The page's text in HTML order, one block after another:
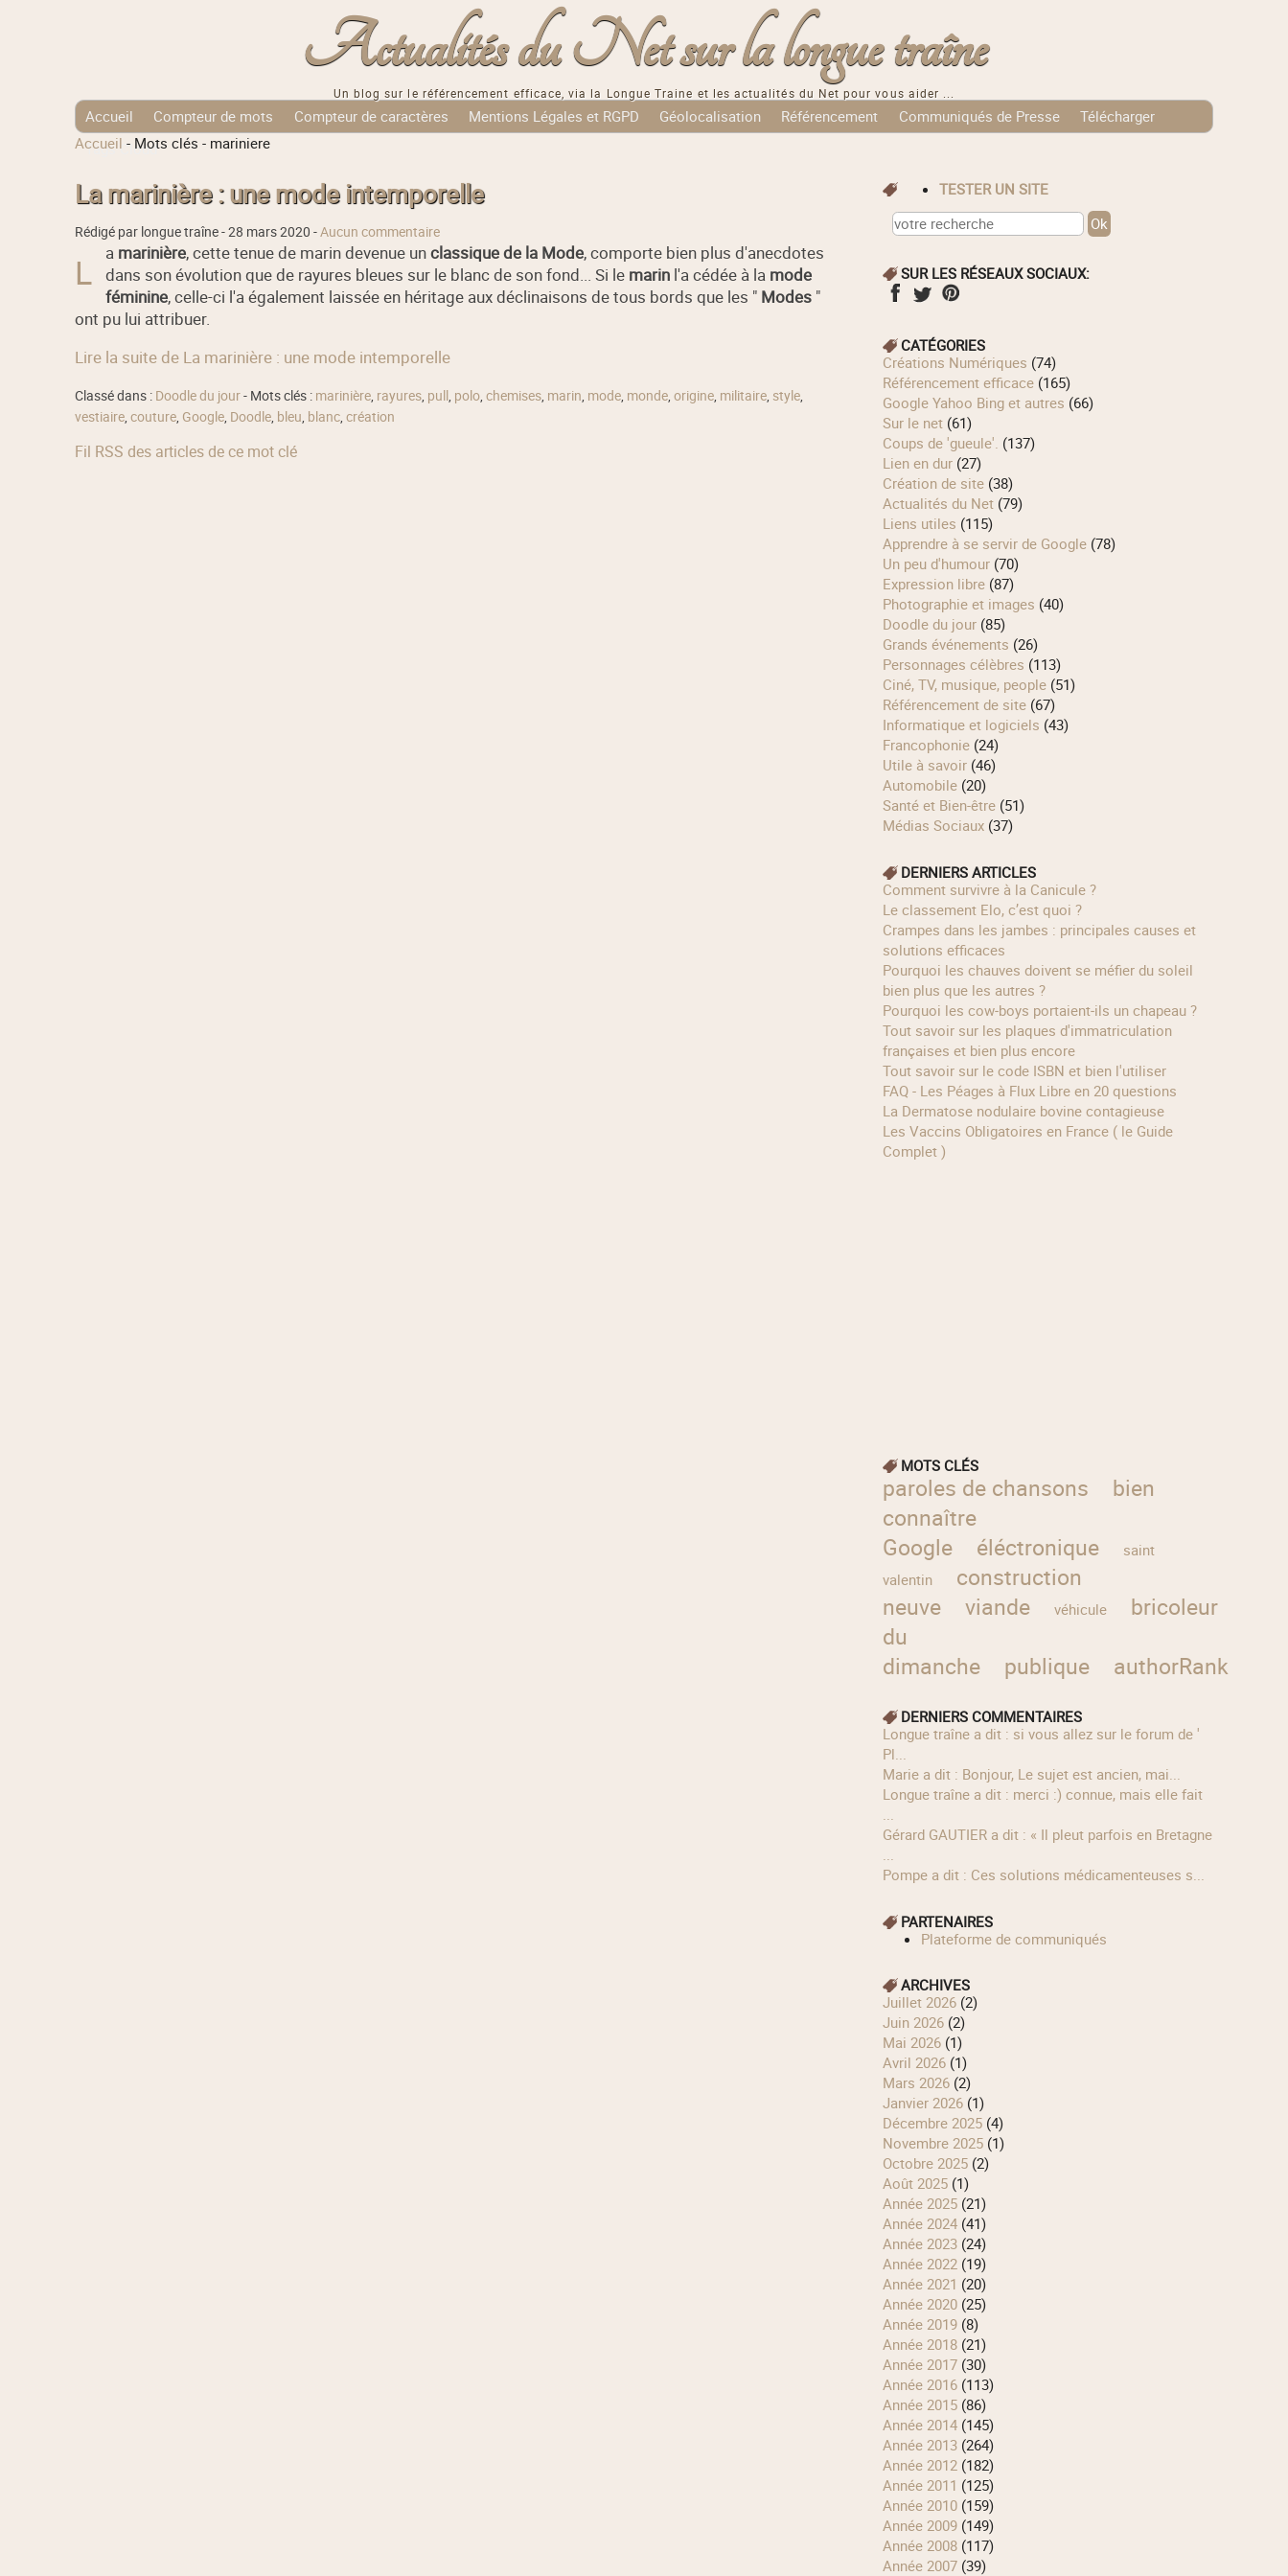
Actualités du Net sur la longue traîne
Un blog sur le référencement efficace, via la Longue Traine et les actualités du Net pour vous aider ...
Accueil Compteur de mots Compteur de caractères Mentions Légales et RGPD Géolocalisation Référencement Communiqués de Presse
Télécharger
Tags Cloud
Accueil - Mots clés - mariniere
La marinière : une mode intemporelle
Rédigé par longue traîne -28 mars 2020 -Aucun commentaire
L a marinière, cette tenue de marin devenue unclassique de la Mode, comporte bien plus d'anecdotes
dans son évolution que de rayures bleues sur le blanc de son fond... Si le marinl'a cédée à la mode
féminine, celle-ci l'a également laissée en héritage aux déclinaisons de tous bords que les " Modes"
ont pu lui attribuer.
Lire la suite de La marinière : une mode intemporelle
Classé dans : Doodle du jour- Mots clés : marinière, rayures, pull, polo, chemises, marin, mode, monde, origine, militaire, style,
vestiaire, couture, Google, Doodle, bleu, blanc, création
Fil RSS des articles de ce mot clé
TESTER UN SITE
SUR LES RÉSEAUX SOCIAUX:
CATÉGORIES
Créations Numériques (74)
Référencement efficace(165)
Google Yahoo Bing et autres (66)
Sur le net(61)
Coups de 'gueule'. (137)
Lien en dur(27)
Création de site(38)
Actualités du Net(79)
Liens utiles (115)
Apprendre à se servir de Google(78)
Un peu d'humour(70)
Expression libre(87)
Photographie et images (40)
Doodle du jour(85)
Grands événements (26)
Personnages célèbres (113)
Ciné, TV, musique, people(51)
Référencement de site(67)
Informatique et logiciels (43)
Francophonie(24)
Utile à savoir(46)
Automobile(20)
Santé et Bien-être(51)
Médias Sociaux(37)
DERNIERS ARTICLES
Comment survivre à la Canicule ?
Le classement Elo, c’est quoi ?
Crampes dans les jambes : principales causes et
solutions efficaces
Pourquoi les chauves doivent se méfier du soleil
bien plus que les autres ?
Pourquoi les cow‑boys portaient‑ils un chapeau ?
Tout savoir sur les plaques d'immatriculation
françaises et bien plus encore
Tout savoir sur le code ISBN et bien l'utiliser
FAQ - Les Péages à Flux Libre en 20 questions
La Dermatose nodulaire bovine contagieuse
Les Vaccins Obligatoires en France ( le Guide
Complet )
MOTS CLÉS
paroles de chansons
bien
connaître
Google
éléctronique
saint
valentin
construction
neuve
viande véhicule
bricoleur
du
dimanche
publique authorRank
DERNIERS COMMENTAIRES
longue traîne a dit : si vous allez sur le forum de '
Pl...
Marie a dit : Bonjour, Le sujet est ancien, mai...
longue traîne a dit : merci :) connue, mais elle fait
...
Gérard GAUTIER a dit : « Il pleut parfois en Bretagne
...
Pompe a dit : Ces solutions médicamenteuses s...
PARTENAIRES
Plateforme de communiqués
ARCHIVES
juillet 2026(2)
juin 2026(2)
mai 2026(1)
avril 2026(1)
mars 2026(2)
janvier 2026(1)
décembre 2025(4)
novembre 2025(1)
octobre 2025(2)
août 2025(1)
année 2025(21)
année 2024(41)
année 2023(24)
année 2022(19)
année 2021 (20)
année 2020(25)
année 2019(8)
année 2018(21)
année 2017(30)
année 2016(113)
année 2015(86)
année 2014(145)
année 2013(264)
année 2012(182)
année 2011 (125)
année 2010(159)
année 2009(149)
année 2008(117)
année 2007(39)